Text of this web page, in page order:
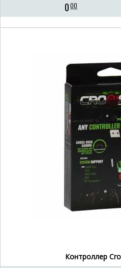
000
Контроллер